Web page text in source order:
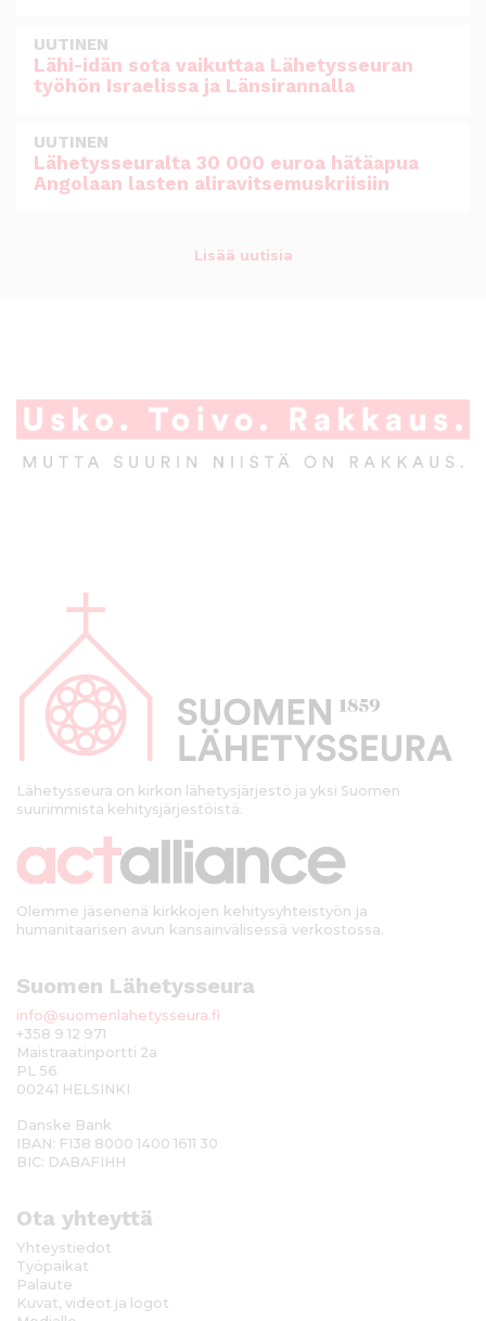
UUTINEN
Lähi-idän sota vaikuttaa Lähetysseuran
työhön Israelissa ja Länsirannalla
UUTINEN
Lähetysseuralta 30 000 euroa hätäapua
Angolaan lasten aliravitsemuskriisiin
Lisää uutisia
p
kLähetysseura on kirkon lähetysjärjestö ja yksi Suomen
suurimmista kehitysjärjestöistä.
Olemme jäsenenä kirkkojen kehitysyhteistyön ja
humanitaarisen avun kansainvälisessä verkostossa.
Suomen Lähetysseura
info@suomenlahetysseura.fi
+358 9 12 971
Maistraatinportti 2a
PL 56
00241 HELSINKI
Danske Bank
IBAN: FI38 8000 1400 1611 30
BIC: DABAFIHH
Ota yhteyttä
Yhteystiedot
Työpaikat
Palaute
Kuvat, videot ja logot